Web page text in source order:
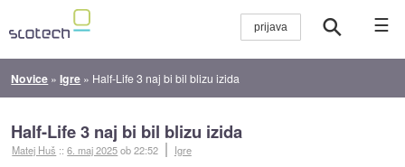
☰
Novice »Igre » Half-Life 3 naj bi bil blizu izida
Half-Life 3 naj bi bil blizu izida
Matej Huš ::6. maj 2025ob 22:52 Igre